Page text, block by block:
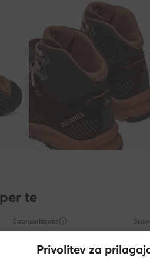
te
Sponsorizzato
Privolitev za